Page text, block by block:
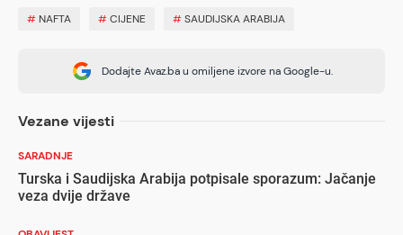
# NAFTA #CIJENE #SAUDIJSKA ARABIJA
Dodajte Avaz.ba u omiljene izvore na Google-u.
Vezane vijesti
SARADNJE
Turska i Saudijska Arabija potpisale sporazum: Jačanje
veza dvije države